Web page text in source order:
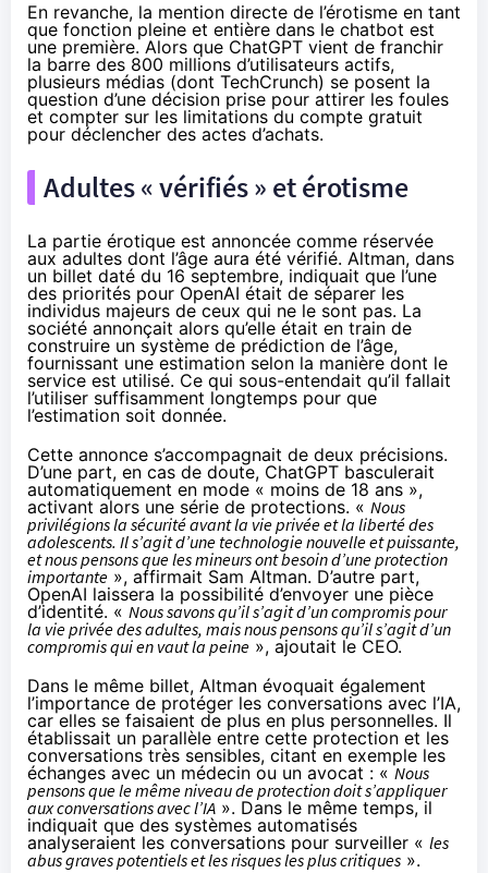
En revanche, la mention directe de l’érotisme en tant
que fonction pleine et entière dans le chatbot est
une première. Alors que ChatGPT vient de franchir
la barre des 800 millions d’utilisateurs actifs,
plusieurs médias (dont TechCrunch) se posent la
question d’une décision prise pour attirer les foules
et compter sur les limitations du compte gratuit
pour déclencher des actes d’achats.
Adultes « vérifiés » et érotisme
La partie érotique est annoncée comme réservée
aux adultes dont l’âge aura été vérifié. Altman, dans
un billet daté du 16 septembre, indiquait que l’une
des priorités pour OpenAI était de séparer les
individus majeurs de ceux qui ne le sont pas. La
société annonçait alors qu’elle était en train de
construire un système de prédiction de l’âge,
fournissant une estimation selon la manière dont le
service est utilisé. Ce qui sous-entendait qu’il fallait
l’utiliser suffisamment longtemps pour que
l’estimation soit donnée.
Cette annonce s’accompagnait de deux précisions.
D’une part, en cas de doute, ChatGPT basculerait
automatiquement en mode « moins de 18 ans »,
activant alors une série de protections. « Nous
privilégions la sécurité avant la vie privée et la liberté des
adolescents. Il s’agit d’une technologie nouvelle et puissante,
et nous pensons que les mineurs ont besoin d’une protection
importante », affirmait Sam Altman. D’autre part,
OpenAI laissera la possibilité d’envoyer une pièce
d’identité. « Nous savons qu’il s’agit d’un compromis pour
la vie privée des adultes, mais nous pensons qu’il s’agit d’un
compromis qui en vaut la peine », ajoutait le CEO.
Dans le même billet, Altman évoquait également
l’importance de protéger les conversations avec l’IA,
car elles se faisaient de plus en plus personnelles. Il
établissait un parallèle entre cette protection et les
conversations très sensibles, citant en exemple les
échanges avec un médecin ou un avocat : «Nous
pensons que le même niveau de protection doit s’appliquer
aux conversations avec l’IA ». Dans le même temps, il
indiquait que des systèmes automatisés
analyseraient les conversations pour surveiller « les
abus graves potentiels et les risques les plus critiques ».